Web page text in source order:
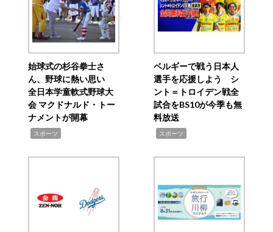
始球式の杉谷拳士さ
ん、野球に熱い思い
全日本学童軟式野球大
会 マクドナルド・トー
ナメントが開幕
スポーツ
ベルギーで戦う日本人
選手を応援しよう シ
ント＝トロイデン戦全
試合をBS10が今季も無
料放送
スポーツ